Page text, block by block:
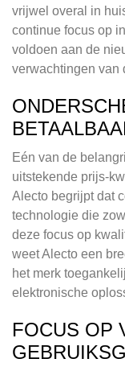
vrijwel overal in
continue focus op
voldoen aan de
verwachtingen van
Eén van de
uitstekende prijs-
Alecto begrijpt dat
technologie die
deze focus op
weet Alecto een
het merk
elektronische
FOCUS OP